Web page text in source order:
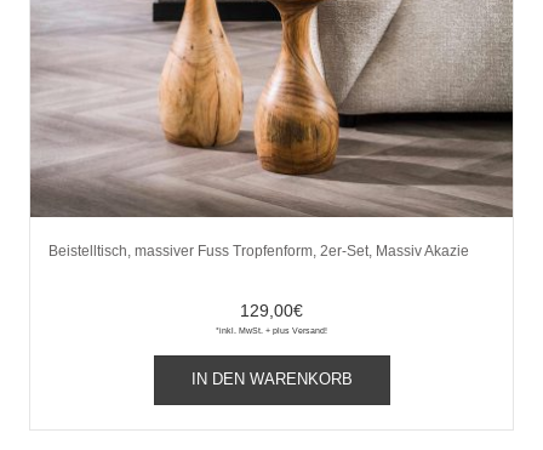
Beistelltisch, massiver Fuss Tropfenform, 2er-Set, Massiv Akazie
129,00€
*inkl. MwSt. + plus Versand!
IN DEN WARENKORB